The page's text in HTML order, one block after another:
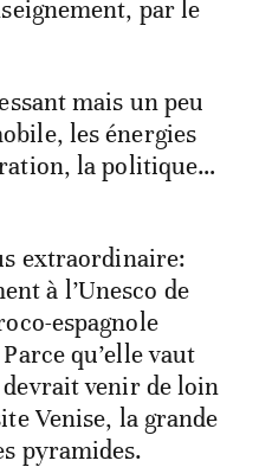
par le
mais un peu
les énergies
la politique…
extraordinaire:
à l’Unesco de
espagnole
qu’elle vaut
venir de loin
Venise, la grande
pyramides.